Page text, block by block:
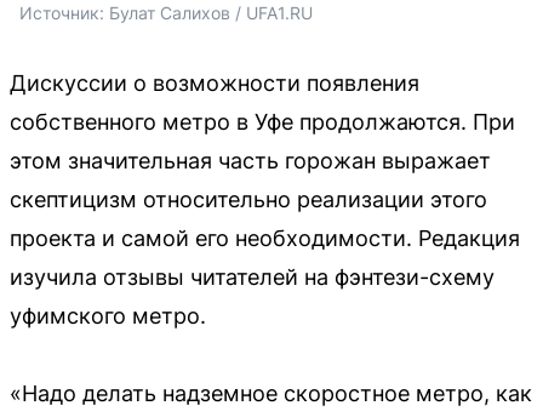
Источник: Булат Салихов / UFA1.RU
Дискуссии о возможности появления
собственного метро в Уфе продолжаются. При
этом значительная часть горожан выражает
скептицизм относительно реализации этого
проекта и самой его необходимости. Редакция
изучила отзывы читателей на фэнтези-схему
уфимского метро.
«Надо делать надземное скоростное метро, как